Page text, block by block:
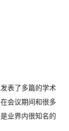
表了多篇的学术
会议期间和很多
业界内很知名的